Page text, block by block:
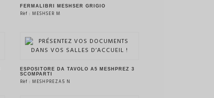
VEDERE IL PRODOTTO
FERMALIBRI MESHSER GRIGIO
Rèf : MESHSER M
ESPOSITORE DA TAVOLO A5 MESHPREZ 3
SCOMPARTI
Rèf : MESHPREZA5 N